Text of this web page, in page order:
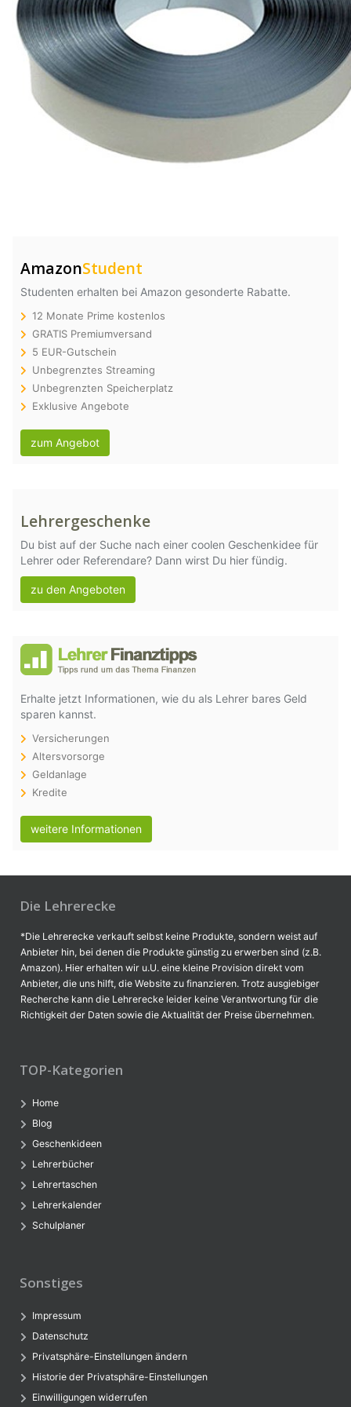
AmazonStudent
Studenten erhalten bei Amazon gesonderte Rabatte.
12 Monate Prime kostenlos
GRATIS Premiumversand
5 EUR-Gutschein
Unbegrenztes Streaming
Unbegrenzten Speicherplatz
Exklusive Angebote
zum Angebot
Lehrergeschenke
Du bist auf der Suche nach einer coolen Geschenkidee für
Lehrer oder Referendare? Dann wirst Du hier fündig.
zu den Angeboten
Erhalte jetzt Informationen, wie du als Lehrer bares Geld
sparen kannst.
Versicherungen
Altersvorsorge
Geldanlage
Kredite
weitere Informationen
Die Lehrerecke
*Die Lehrerecke verkauft selbst keine Produkte, sondern weist auf
Anbieter hin, bei denen die Produkte günstig zu erwerben sind (z.B.
Amazon). Hier erhalten wir u.U. eine kleine Provision direkt vom
Anbieter, die uns hilft, die Website zu finanzieren. Trotz ausgiebiger
Recherche kann die Lehrerecke leider keine Verantwortung für die
Richtigkeit der Daten sowie die Aktualität der Preise übernehmen.
TOP-Kategorien
Home
Blog
Geschenkideen
Lehrerbücher
Lehrertaschen
Lehrerkalender
Schulplaner
Sonstiges
Impressum
Datenschutz
Privatsphäre-Einstellungen ändern
Historie der Privatsphäre-Einstellungen
Einwilligungen widerrufen